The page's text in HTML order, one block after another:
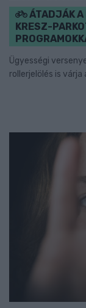
ÁTADJÁK A
KRESZ-
Ügyességi
rollerjelölés is